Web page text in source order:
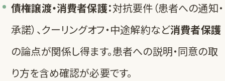
債権譲渡・消費者保護：対抗要件（患者への通知・
承諾）、クーリングオフ・中途解約など消費者保護
の論点が関係し得ます。患者への説明・同意の取
り方を含め確認が必要です。